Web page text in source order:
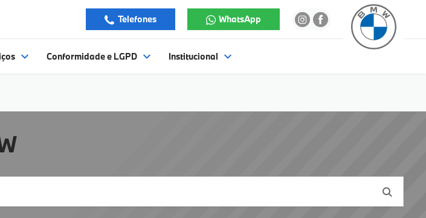
Telefones WhatsApp
Conformidade e LGPD Institucional